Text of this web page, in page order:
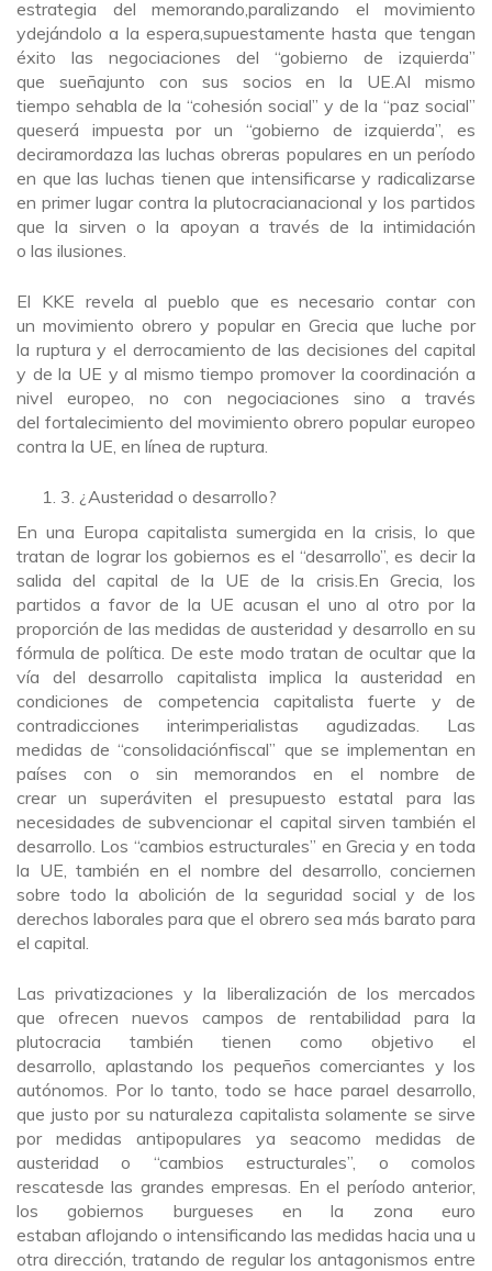
estrategia del memorando,paralizando el movimiento
ydejándolo a la espera,supuestamente hasta que tengan
éxito las negociaciones del “gobierno de izquierda”
que sueñajunto con sus socios en la UE.Al mismo
tiempo sehabla de la “cohesión social” y de la “paz social”
queserá impuesta por un “gobierno de izquierda”, es
deciramordaza las luchas obreras populares en un período
en que las luchas tienen que intensificarse y radicalizarse
en primer lugar contra la plutocracianacional y los partidos
que la sirven o la apoyan a través de la intimidación
o las ilusiones.
El KKE revela al pueblo que es necesario contar con
un movimiento obrero y popular en Grecia que luche por
la ruptura y el derrocamiento de las decisiones del capital
y de la UE y al mismo tiempo promover la coordinación a
nivel europeo, no con negociaciones sino a través
del fortalecimiento del movimiento obrero popular europeo
contra la UE, en línea de ruptura.
3. ¿Austeridad o desarrollo?
En una Europa capitalista sumergida en la crisis, lo que
tratan de lograr los gobiernos es el “desarrollo”, es decir la
salida del capital de la UE de la crisis.En Grecia, los
partidos a favor de la UE acusan el uno al otro por la
proporción de las medidas de austeridad y desarrollo en su
fórmula de política. De este modo tratan de ocultar que la
vía del desarrollo capitalista implica la austeridad en
condiciones de competencia capitalista fuerte y de
contradicciones interimperialistas agudizadas. Las
medidas de “consolidaciónfiscal” que se implementan en
países con o sin memorandos en el nombre de
crear un superáviten el presupuesto estatal para las
necesidades de subvencionar el capital sirven también el
desarrollo. Los “cambios estructurales” en Grecia y en toda
la UE, también en el nombre del desarrollo, conciernen
sobre todo la abolición de la seguridad social y de los
derechos laborales para que el obrero sea más barato para
el capital.
Las privatizaciones y la liberalización de los mercados
que ofrecen nuevos campos de rentabilidad para la
plutocracia también tienen como objetivo el
desarrollo, aplastando los pequeños comerciantes y los
autónomos. Por lo tanto, todo se hace parael desarrollo,
que justo por su naturaleza capitalista solamente se sirve
por medidas antipopulares ya seacomo medidas de
austeridad o “cambios estructurales”, o comolos
rescatesde las grandes empresas. En el período anterior,
los gobiernos burgueses en la zona euro
estaban aflojando o intensificando las medidas hacia una u
otra dirección, tratando de regular los antagonismos entre